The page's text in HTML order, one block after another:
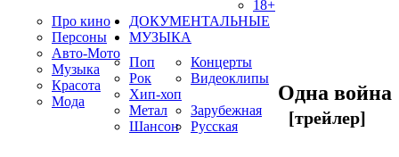
18+
Про кино
Персоны
Авто-Мото
Музыка
Красота
Мода
ДОКУМЕНТАЛЬНЫЕ
МУЗЫКА
Поп
Рок
Хип-хоп
Метал
Шансон
Концерты
Видеоклипы
Зарубежная
Русская
Одна война
[трейлер]